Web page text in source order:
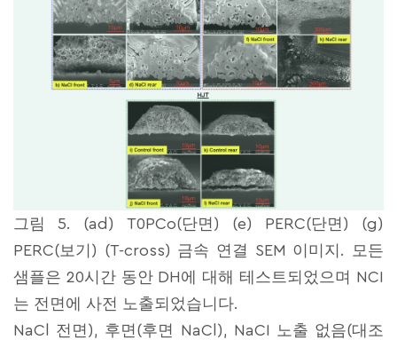
그림 5. (ad) T0PCo(단면) (e) PERC(단면) (g)
PERC(보기) (T-cross) 금속 연결 SEM 이미지. 모든
샘플은 20시간 동안 DH에 대해 테스트되었으며 NCI
는 전면에 사전 노출되었습니다.
NaCl 전면), 후면(후면 NaCl), NaCI 노출 없음(대조